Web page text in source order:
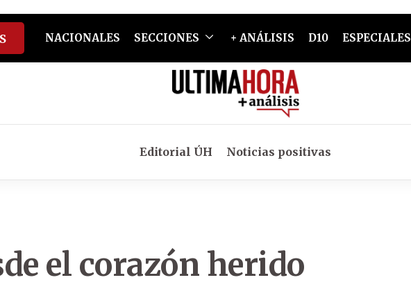
NACIONALES SECCIONES + ANÁLISIS D10 ESPECIALES
Editorial ÚH Noticias positivas
el corazón herido